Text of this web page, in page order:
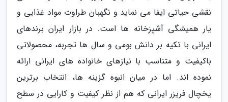
نقشی حیاتی ایفا می نماید و نگهبان طراوت مواد غذایی و
یار همیشگی آشپزخانه ها است. در بازار ایران برندهای
ایرانی با تکیه بر دانش بومی و سال ها تجربه، محصولاتی
باکیفیت و متناسب با نیازهای خانواده های ایرانی ارائه
نموده اند. اما در میان انبوه گزینه ها، انتخاب برترین
یخچال فریزر ایرانی که هم از نظر کیفیت و کارایی در سطح